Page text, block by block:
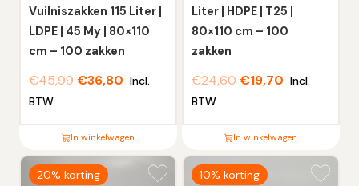
op
de
productpagina
op
de
productpagina
Vuilniszakken 115 Liter |
LDPE | 45 My | 80×110
cm – 100 zakken
€45,99€36,80 Incl.
BTW
In winkelwagen
Dit
product
Liter | HDPE | T25 |
80×110 cm – 100
zakken
€24,60€19,70 Incl.
BTW
In winkelwagen
Dit
product
20% korting 10% korting